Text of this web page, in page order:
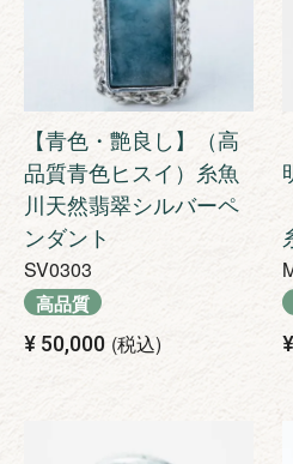
【青色・艶良し】（高
品質青色ヒスイ）糸魚
川天然翡翠シルバーペ
ンダント
SV0303
高品質
¥ 50,000 税込 ¥